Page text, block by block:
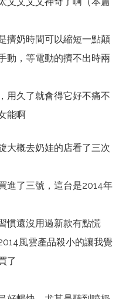
擠奶時間可以縮短一點顛
動，等電動的擠不出時兩
用久了就會得它好不痛不
能啊
大概去奶娃的店看了三次
進了三號，這台是2014年
慣還沒用過新款有點慌
風雲產品殺小的讓我覺
了